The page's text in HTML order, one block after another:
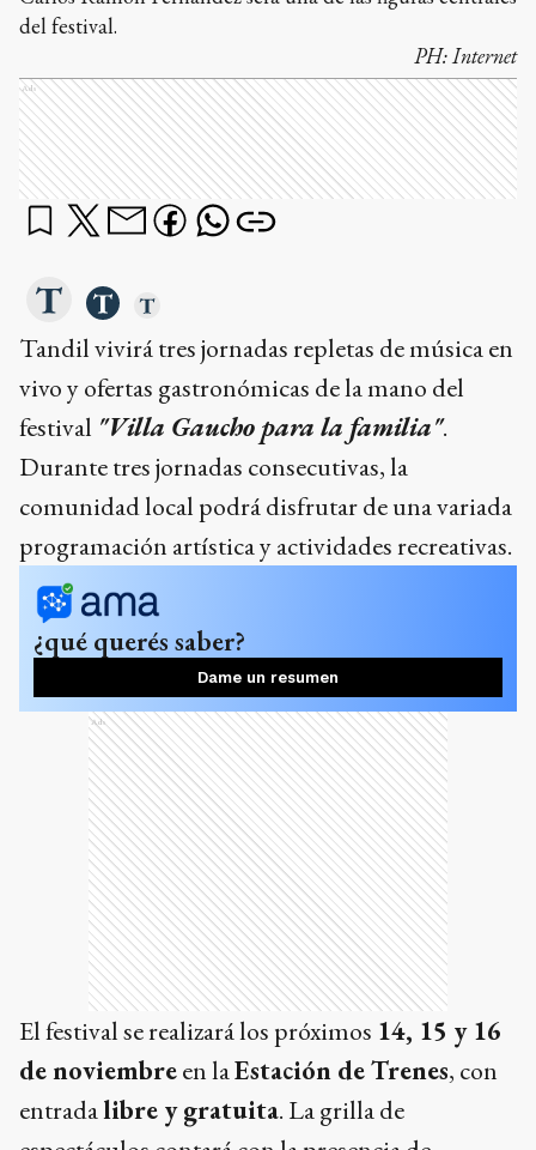
del festival.
PH:Internet
Ads
Tandil vivirá tres jornadas repletas de música en
vivo y ofertas gastronómicas de la mano del
festival "Villa Gaucho para la familia".
Durante tres jornadas consecutivas, la
comunidad local podrá disfrutar de una variada
programación artística y actividades recreativas.
¿qué querés saber?
Dame un resumen
Ads
El festival se realizará los próximos 14, 15 y 16
de noviembreen laEstación de Trenes, con
entradalibre y gratuita. La grilla de